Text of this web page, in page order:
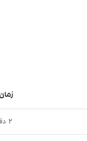
۲ دقیقه